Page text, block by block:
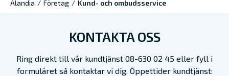
Alandia / Företag / Kund- och ombudsservice
KONTAKTA OSS
Ring direkt till vår kundtjänst 08-630 02 45 eller fyll i
formuläret så kontaktar vi dig. Öppettider kundtjänst: